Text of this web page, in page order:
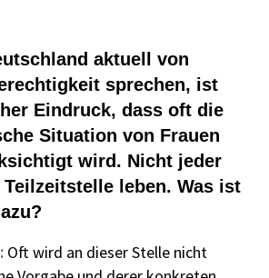
aktuell von
sprechen, ist
Eindruck, dass oft die
Situation von Frauen
wird. Nicht jeder
Teilzeitstelle leben. Was ist
Oft wird an dieser Stelle nicht